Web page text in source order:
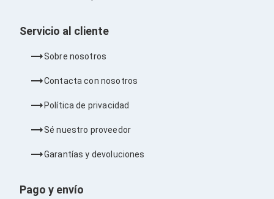
Audio
Micrófonos
Bases para Audífonos
Audífonos Intrauriculares
Bocinas y Bafles
Bocinas para Computadora
Sonido para Centros de Entretenimiento
Servicio al cliente
Sobre nosotros
Contacta con nosotros
Política de privacidad
Sé nuestro proveedor
Garantías y devoluciones
Pago y envío